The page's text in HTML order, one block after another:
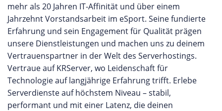
mehr als 20 Jahren IT-Affinität und über einem
Jahrzehnt Vorstandsarbeit im eSport. Seine fundierte
Erfahrung und sein Engagement für Qualität prägen
unsere Dienstleistungen und machen uns zu deinem
Vertrauenspartner in der Welt des Serverhostings.
Vertraue auf KRServer, wo Leidenschaft für
Technologie auf langjährige Erfahrung trifft. Erlebe
Serverdienste auf höchstem Niveau – stabil,
performant und mit einer Latenz, die deinen